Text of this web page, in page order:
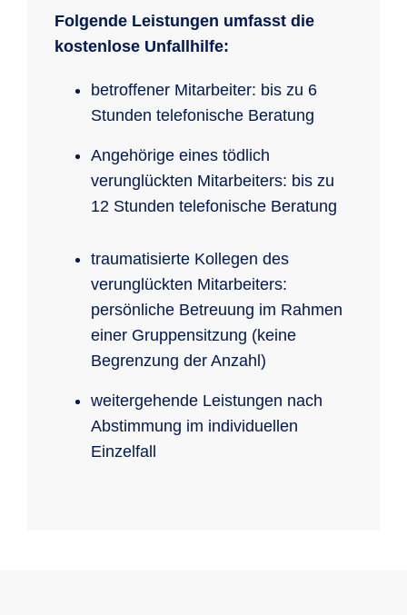
Folgende Leistungen umfasst die
kostenlose Unfallhilfe:
betroffener Mitarbeiter: bis zu 6
Stunden telefonische Beratung
Angehörige eines tödlich
verunglückten Mitarbeiters: bis zu
12 Stunden telefonische Beratung
traumatisierte Kollegen des
verunglückten Mitarbeiters:
persönliche Betreuung im Rahmen
einer Gruppensitzung (keine
Begrenzung der Anzahl)
weitergehende Leistungen nach
Abstimmung im individuellen
Einzelfall